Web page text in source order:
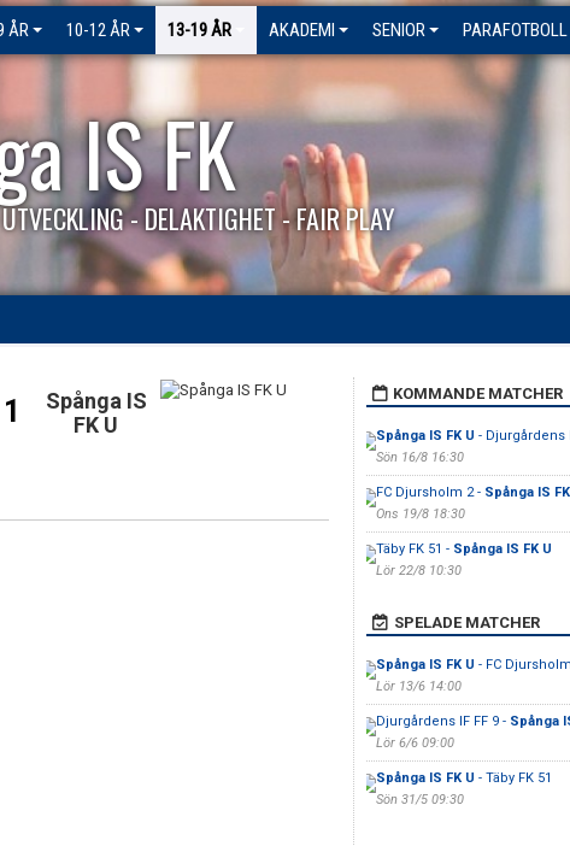
ÅR 10-12 ÅR 13-19 ÅR AKADEMI SENIOR PARAFOTBOLL
IS FK
- DELAKTIGHET - FAIR PLAY
Spånga IS
FK U
KOMMANDE MATCHER
Spånga IS FK U - Djurgårdens
Sön 16/8 16:30
FC Djursholm 2 - Spånga IS
Ons 19/8 18:30
Täby FK 51 - Spånga IS FK U
Lör 22/8 10:30
SPELADE MATCHER
Spånga IS FK U - FC
Lör 13/6 14:00
Djurgårdens IF FF 9 - Spånga
Lör 6/6 09:00
Spånga IS FK U - Täby FK 51
Sön 31/5 09:30